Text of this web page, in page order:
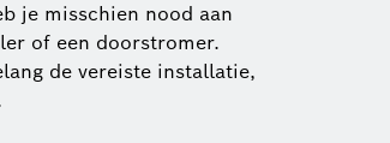
je misschien nood aan
of een doorstromer.
de vereiste installatie,